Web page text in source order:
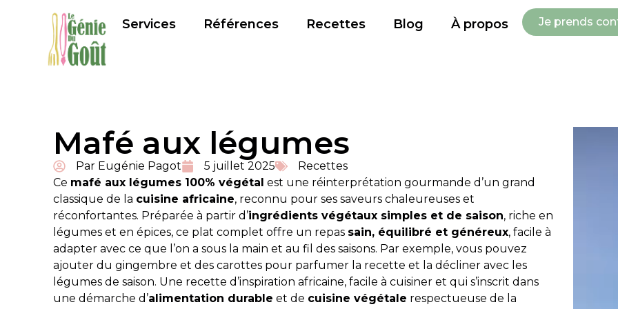
Services Références Recettes Blog À propos Je prends
Mafé aux légumes
Par Eugénie Pagot 5 juillet 2025
Recettes
Ce mafé aux légumes 100% végétal est une réinterprétation gourmande d’un grand
classique de la cuisine africaine, reconnu pour ses saveurs chaleureuses et
réconfortantes. Préparée à partir d’ingrédients végétaux simples et de saison, riche en
légumes et en épices, ce plat complet offre un repas sain, équilibré et généreux, facile à
adapter avec ce que l’on a sous la main et au fil des saisons. Par exemple, vous pouvez
ajouter du gingembre et des carottes pour parfumer la recette et la décliner avec les
légumes de saison. Une recette d’inspiration africaine, facile à cuisiner et qui s’inscrit dans
une démarche d’alimentation durable et de cuisine végétale respectueuse de la